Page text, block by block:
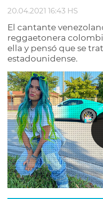
20.04.2021 16:43 HS
El cantante
reggaetonera
ella y pensó que se
estadounidense.